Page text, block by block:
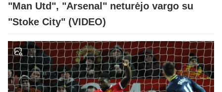
"Man Utd", "Arsenal" neturėjo vargo su
"Stoke City" (VIDEO)